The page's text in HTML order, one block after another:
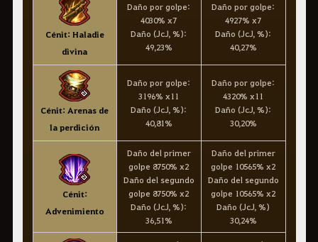
Cénit: Haladie
divina
Daño por golpe:
4030% x7
Daño (JcJ, %):
49,23%
Daño por golpe:
4927% x7
Daño (JcJ, %):
40,27%
Cénit: Arenas de
la perdición
Daño por golpe:
3196% x11
Daño (JcJ, %):
40,81%
Daño por golpe:
4320% x11
Daño (JcJ, %):
30,20%
Cénit:
Advenimiento
Daño del primer
golpe 8750% x2
Daño del segundo
golpe 8750% x2
Daño (JcJ, %):
36,51%
Daño del primer
golpe 10565% x2
Daño del segundo
golpe 10565% x2
Daño (JcJ, %)
30,24%